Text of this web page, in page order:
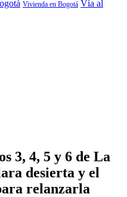
Vivienda en Bogotá Vía al
3, 4, 5 y 6 de La
desierta y el
relanzarla